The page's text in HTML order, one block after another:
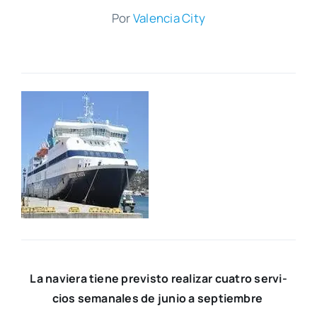
PorValen­cia City
La navie­ra tie­ne pre­vis­to rea­li­zar cua­tro ser­vi­
cios sema­na­les de junio a sep­tiem­bre